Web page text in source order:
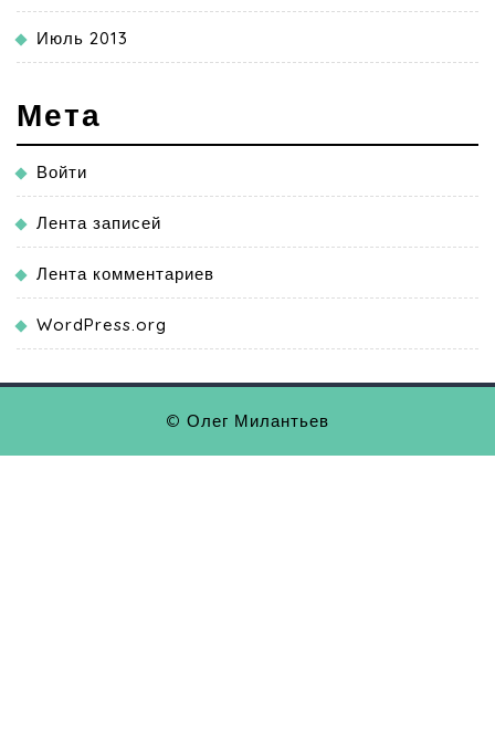
Июль 2013
Мета
Войти
Лента записей
Лента комментариев
WordPress.org
© Олег Милантьев